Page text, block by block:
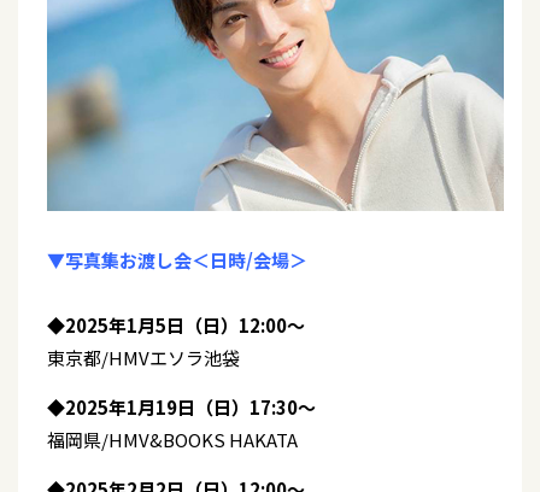
▼写真集お渡し会＜日時/会場＞
◆2025年1月5日（日）12:00〜
東京都/HMVエソラ池袋
◆2025年1月19日（日）17:30〜
福岡県/HMV&BOOKS HAKATA